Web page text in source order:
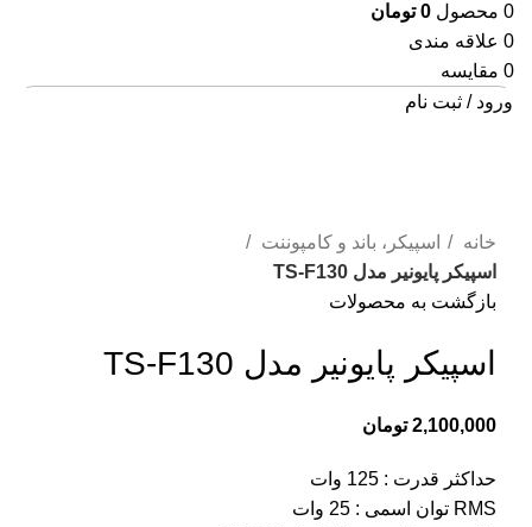
0 محصول 0 تومان
0 علاقه مندی
0 مقایسه
ورود / ثبت نام
خانه
اسپیکر، باند و کامپوننت
اسپیکر پایونیر مدل TS-F130
بازگشت به محصولات
اسپیکر پایونیر مدل TS-F130
2,100,000 تومان
حداکثر قدرت : 125 وات
RMS توان اسمی : 25 وات